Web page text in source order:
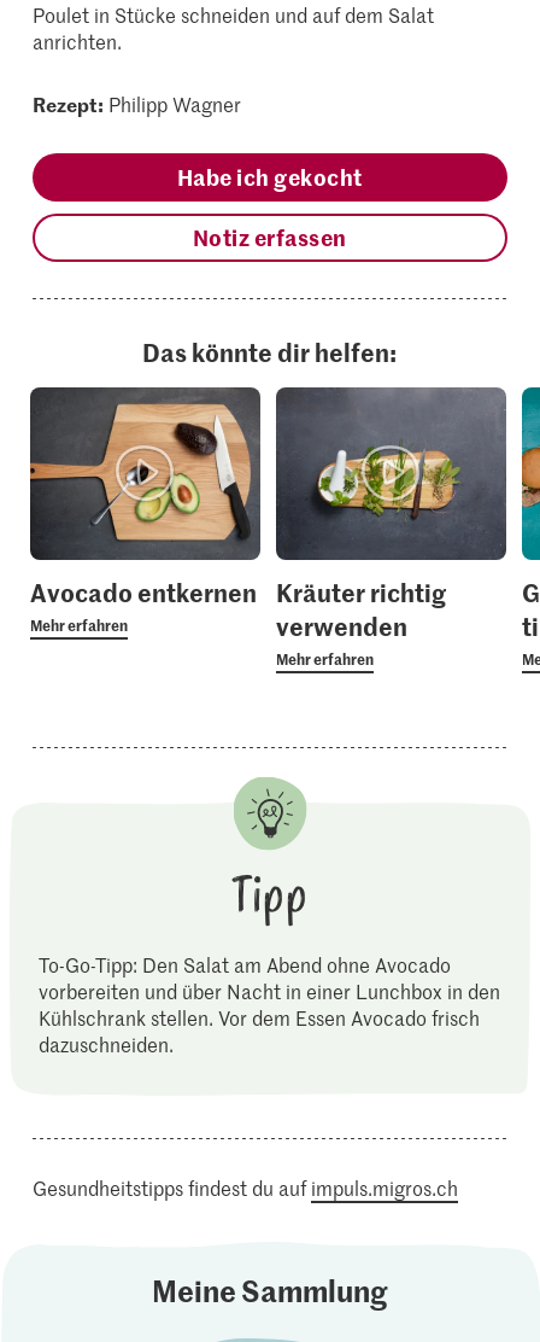
Poulet in Stücke schneiden und auf dem Salat
anrichten.
Rezept: Philipp Wagner
Habe ich gekocht
Notiz erfassen
Das könnte dir helfen:
Avocado entkernen
Mehr erfahren
Kräuter richtig
verwenden
Mehr erfahren
Tipp
To-Go-Tipp: Den Salat am Abend ohne Avocado
vorbereiten und über Nacht in einer Lunchbox in den
Kühlschrank stellen. Vor dem Essen Avocado frisch
dazuschneiden.
Gesundheitstipps findest du aufimpuls.migros.ch
Meine Sammlung